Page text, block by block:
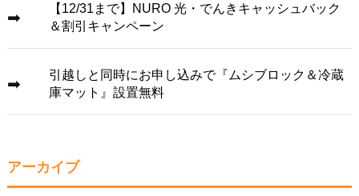
【12/31まで】NURO 光・でんきキャッシュバック
＆割引キャンペーン
引越しと同時にお申し込みで『ムシブロック＆冷蔵
庫マット』設置無料
アーカイブ